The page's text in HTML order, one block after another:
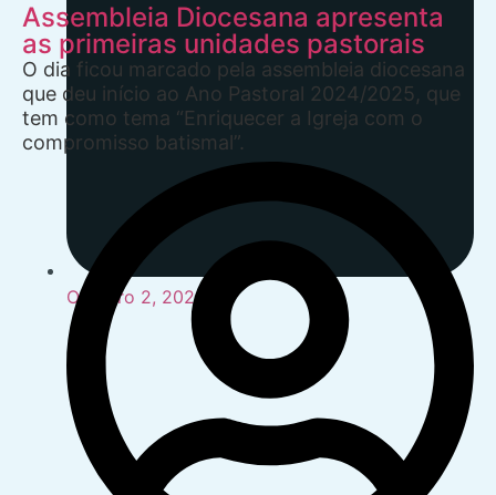
Outubro 2, 2024
Assembleia Diocesana apresenta
as primeiras unidades pastorais
O dia ficou marcado pela assembleia diocesana
que deu início ao Ano Pastoral 2024/2025, que
tem como tema “Enriquecer a Igreja com o
compromisso batismal”.